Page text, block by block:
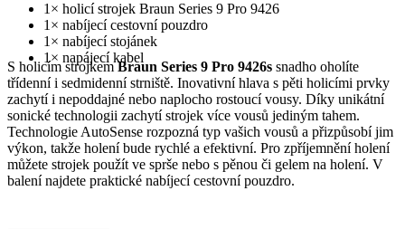
1× holicí strojek Braun Series 9 Pro 9426
1× nabíjecí cestovní pouzdro
1× nabíjecí stojánek
1× napájecí kabel
S holicím strojkemBraun Series 9 Pro 9426s snadho oholíte
třídenní i sedmidenní strniště. Inovativní hlava s pěti holicími prvky
zachytí i nepoddajné nebo naplocho rostoucí vousy. Díky unikátní
sonické technologii zachytí strojek více vousů jediným tahem.
Technologie AutoSense rozpozná typ vašich vousů a přizpůsobí jim
výkon, takže holení bude rychlé a efektivní. Pro zpříjemnění holení
můžete strojek použít ve sprše nebo s pěnou či gelem na holení. V
balení najdete praktické nabíjecí cestovní pouzdro.